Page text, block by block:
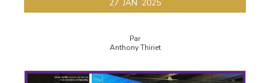
27 JAN 2025
Par
Anthony Thiriet